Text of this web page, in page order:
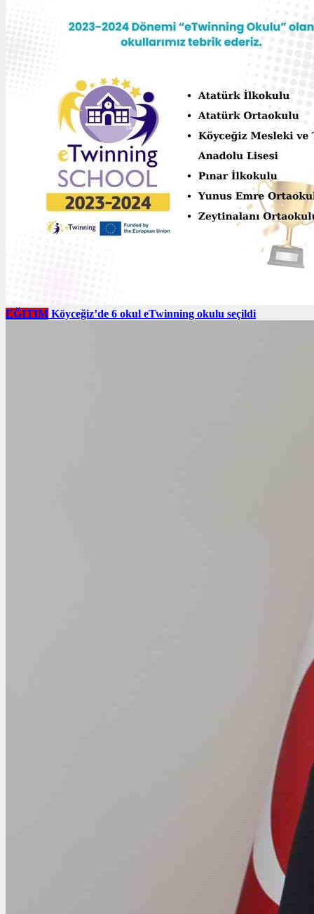
EĞITIM Köyceğiz’de 6 okul eTwinning okulu seçildi